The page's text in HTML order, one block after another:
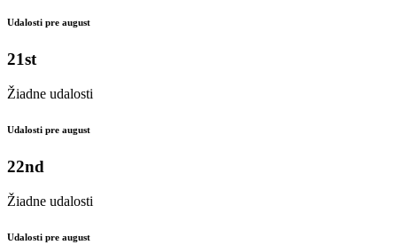
Udalosti pre august
21st
Žiadne udalosti
Udalosti pre august
22nd
Žiadne udalosti
Udalosti pre august